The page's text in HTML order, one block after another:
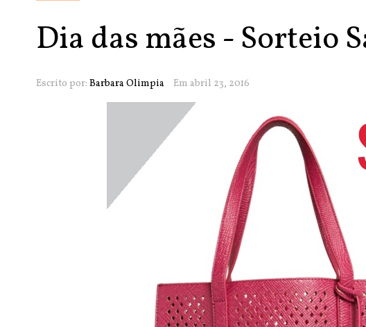
Dia das mães - Sorteio
Escrito por: Barbara Olimpia Em abril 23, 2016